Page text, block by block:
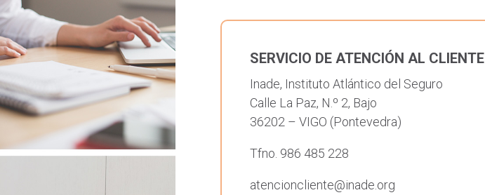
SERVICIO DE ATENCIÓN AL CLIENTE
Inade, Instituto Atlántico del Seguro
Calle La Paz, N.º 2, Bajo
36202 – VIGO (Pontevedra)
Tfno. 986 485 228
atencioncliente@inade.org